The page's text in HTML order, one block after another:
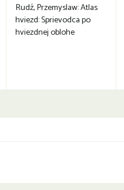
Rudź, Przemyslaw: Atlas
hviezd: Sprievodca po
hviezdnej oblohe